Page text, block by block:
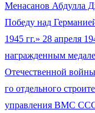
Менасанов Абдулла
Победу над
1945 гг.» 28 апреля
награжденным
Отечественной
го отдельного
управления ВМС